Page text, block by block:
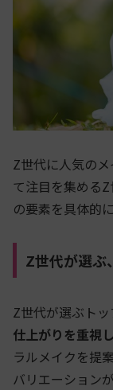
Z世代に人気の
て注目を集める
の要素を具体的
Z世代が選ぶ
Z世代が選ぶトッ
仕上がりを重視
ラルメイクを提
バリエーション